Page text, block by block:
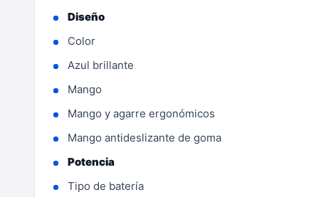
Diseño
Color
Azul brillante
Mango
Mango y agarre ergonómicos
Mango antideslizante de goma
Potencia
Tipo de batería